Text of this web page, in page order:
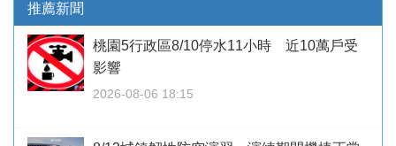
推薦新聞
桃園5行政區8/10停水11小時 近10萬戶受
影響
2026-08-06 18:15